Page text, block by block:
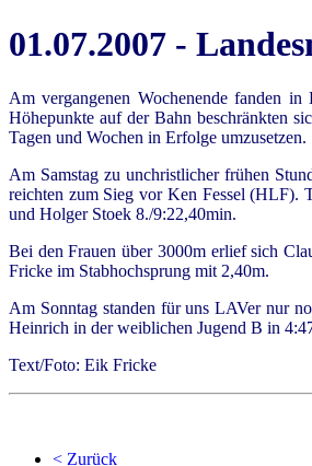
01.07.2007 -
Am vergangenen Wochenende fanden
Höhepunkte auf der Bahn beschränkten
Tagen und Wochen in Erfolge umzusetzen.
Am Samstag zu unchristlicher frühen
reichten zum Sieg vor Ken Fessel (HLF).
und Holger Stoek 8./9:22,40min.
Bei den Frauen über 3000m erlief sich
Fricke im Stabhochsprung mit 2,40m.
Am Sonntag standen für uns LAVer nur
Heinrich in der weiblichen Jugend B in
Text/Foto: Eik Fricke
< Zurück